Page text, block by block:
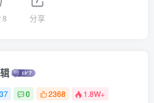
8 分享
0 2368 1.8W+